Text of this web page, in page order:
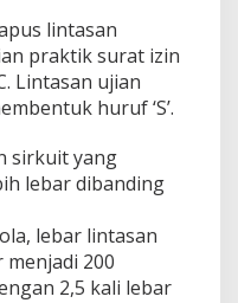
lintasan
praktik surat izin
Lintasan ujian
huruf ‘S’.
sirkuit yang
lebar dibanding
lebar lintasan
200
2,5 kali lebar